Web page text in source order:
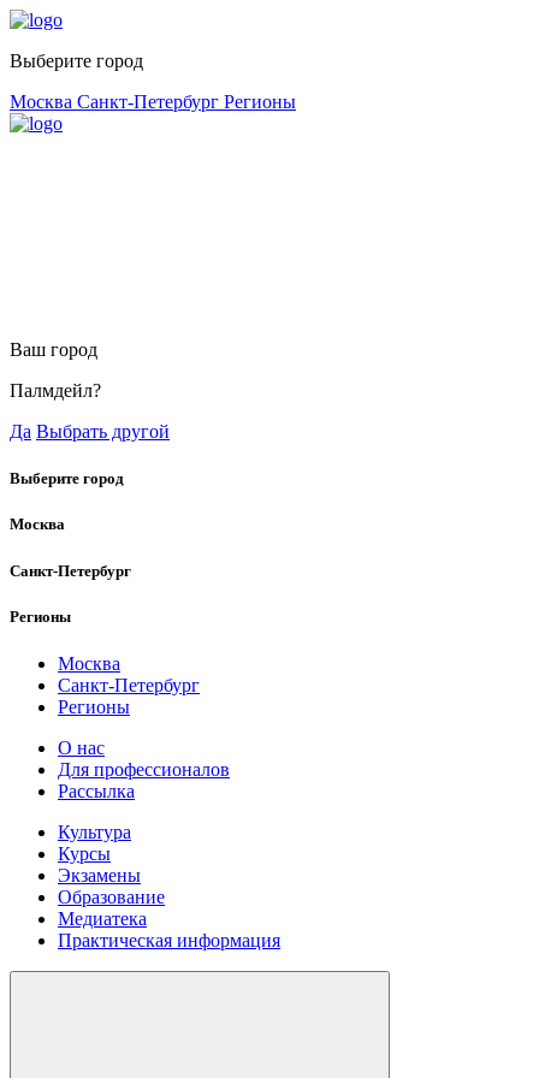
Выберите город
Москва Санкт-Петербург Регионы
Ваш город
Палмдейл?
Да Выбрать другой
Выберите город
Москва
Санкт-Петербург
Регионы
Москва
Санкт-Петербург
Регионы
О нас
Для профессионалов
Рассылка
Культура
Курсы
Экзамены
Образование
Медиатека
Практическая информация